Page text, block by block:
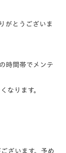
がとうございま
時間帯でメンテ
なります。
ざいます。予め